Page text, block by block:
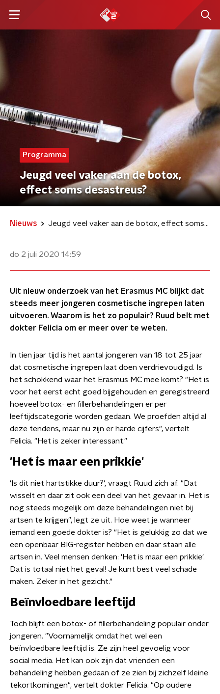
Programma
Jeugd veel vaker aan de botox,
effect soms desastreus?
Nieuws Jeugd veel vaker aan de botox, effect soms desastreus?
do 2 juli 2020 14:59
Uit nieuw onderzoek van het Erasmus MC blijkt dat
steeds meer jongeren cosmetische ingrepen laten
uitvoeren. Waarom is het zo populair? Ruud belt met
dokter Felicia om er meer over te weten.
In tien jaar tijd is het aantal jongeren van 18 tot 25 jaar
dat cosmetische ingrepen laat doen verdrievoudigd. Is
het schokkend waar het Erasmus MC mee komt? "Het is
voor het eerst echt goed bijgehouden en geregistreerd
hoeveel botox- en fillerbehandelingen er per
leeftijdscategorie worden gedaan. We proefden altijd al
deze tendens, maar nu zijn er harde cijfers", vertelt
Felicia. "Het is zeker interessant."
'Het is maar een prikkie'
'Is dit niet hartstikke duur?', vraagt Ruud zich af. "Dat
wisselt en daar zit ook een deel van het gevaar in. Het is
nog steeds mogelijk om deze behandelingen niet bij
artsen te krijgen", legt ze uit. Hoe weet je wanneer
iemand een goede dokter is? "Het is gelukkig zo dat we
een openbaar BIG-register hebben en daar staan alle
artsen in. Veel mensen denken: 'Het is maar een prikkie'.
Dat is totaal niet het geval! Je kunt best veel schade
maken. Zeker in het gezicht."
Beïnvloedbare leeftijd
Toch blijft een botox- of fillerbehandeling populair onder
jongeren. "Voornamelijk omdat het wel een
beïnvloedbare leeftijd is. Ze zijn heel gevoelig voor
social media. Het kan ook zijn dat vrienden een
behandeling hebben gedaan of ze zien bij zichzelf kleine
tekortkomingen", vertelt dokter Felicia. "Op oudere